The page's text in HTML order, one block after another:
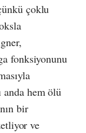
çoklu
fonksiyonunu
anda hem ölü
bir
ve